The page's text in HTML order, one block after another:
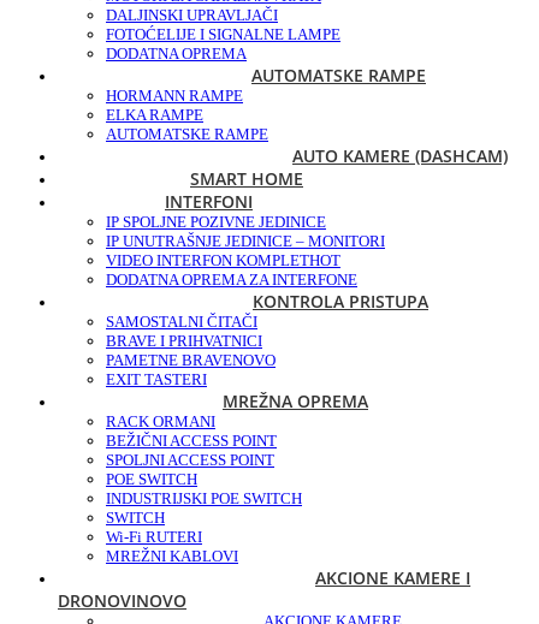
DALJINSKI UPRAVLJAČI
FOTOĆELIJE I SIGNALNE LAMPE
DODATNA OPREMA
AUTOMATSKE RAMPE
HORMANN RAMPE
ELKA RAMPE
AUTOMATSKE RAMPE
AUTO KAMERE (DASHCAM)
SMART HOME
INTERFONI
IP SPOLJNE POZIVNE JEDINICE
IP UNUTRAŠNJE JEDINICE – MONITORI
VIDEO INTERFON KOMPLETHOT
DODATNA OPREMA ZA INTERFONE
KONTROLA PRISTUPA
SAMOSTALNI ČITAČI
BRAVE I PRIHVATNICI
PAMETNE BRAVENOVO
EXIT TASTERI
MREŽNA OPREMA
RACK ORMANI
BEŽIČNI ACCESS POINT
SPOLJNI ACCESS POINT
POE SWITCH
INDUSTRIJSKI POE SWITCH
SWITCH
Wi-Fi RUTERI
MREŽNI KABLOVI
AKCIONE KAMERE I
DRONOVINOVO